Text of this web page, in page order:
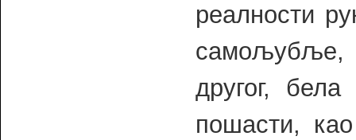
реалности
самољубље,
другог,
пошасти,